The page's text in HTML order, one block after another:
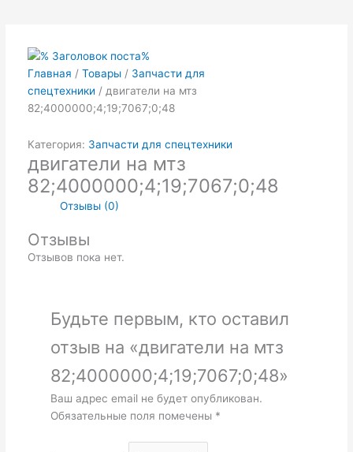
Главная / Товары/ Запчасти для
спецтехники / двигатели на мтз
82;4000000;4;19;7067;0;48
Категория: Запчасти для спецтехники
двигатели на мтз
82;4000000;4;19;7067;0;48
Отзывы (0)
Отзывы
Отзывов пока нет.
Будьте первым, кто оставил
отзыв на «двигатели на мтз
82;4000000;4;19;7067;0;48»
Ваш адрес email не будет опубликован.
Обязательные поля помечены *